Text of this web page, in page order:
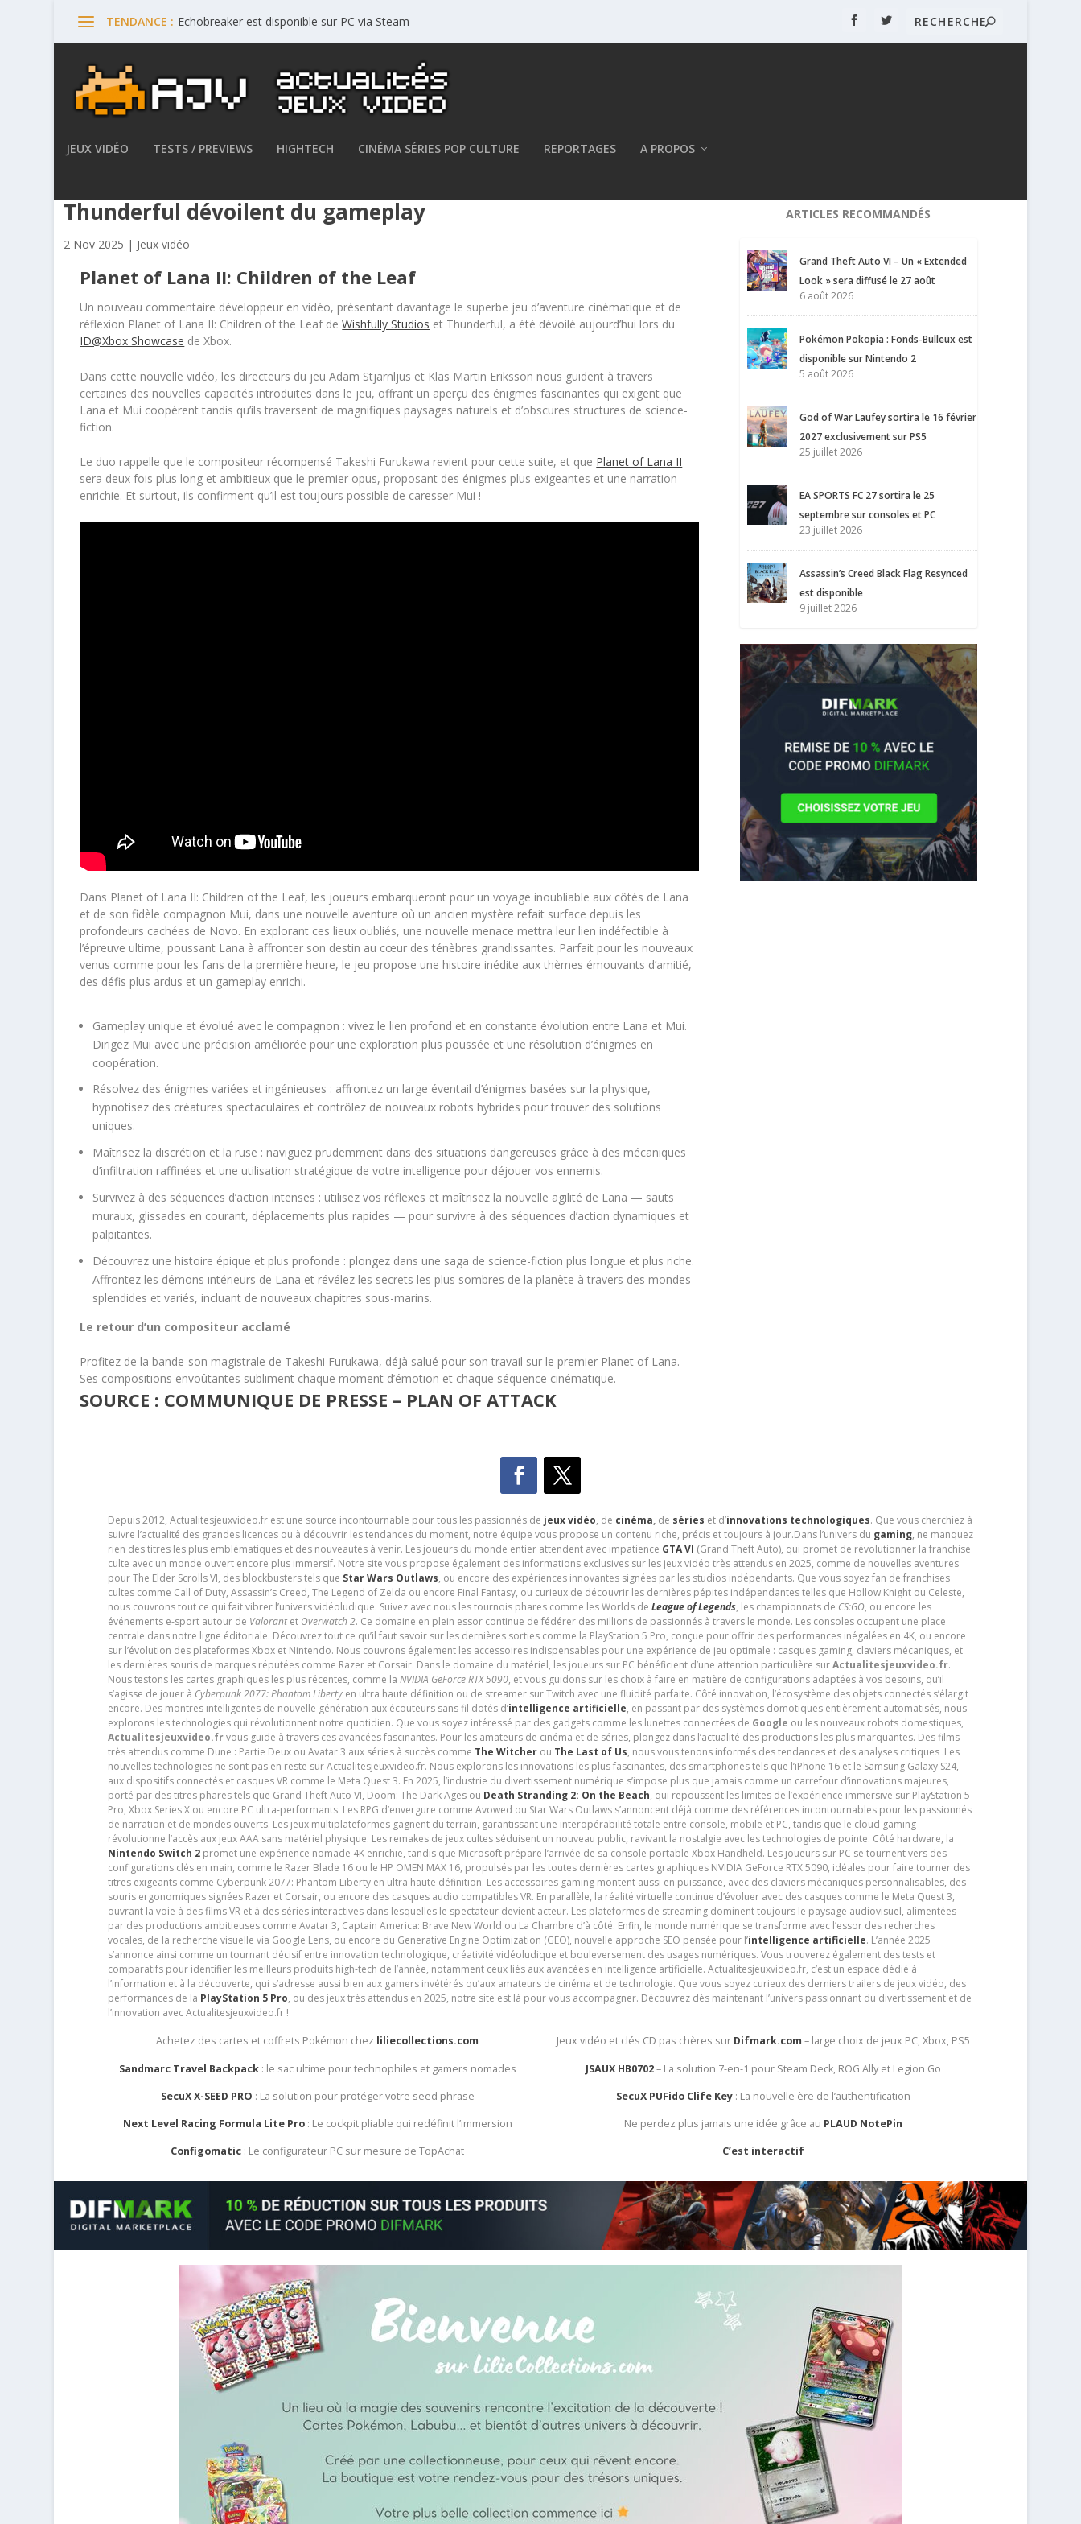
TENDANCE : Echobreaker est disponible sur PC via Steam
JEUX VIDÉO TESTS / PREVIEWS HIGHTECH CINÉMA SÉRIES POP CULTURE REPORTAGES A PROPOS
Thunderful dévoilent du gameplay
2 Nov 2025 | Jeux vidéo
Planet of Lana II: Children of the Leaf
Un nouveau commentaire développeur en vidéo, présentant davantage le superbe jeu d’aventure cinématique et de
réflexion Planet of Lana II: Children of the Leaf deWishfully Studios et Thunderful, a été dévoilé aujourd’hui lors du
ID@Xbox Showcase de Xbox.
Dans cette nouvelle vidéo, les directeurs du jeu Adam Stjärnljus et Klas Martin Eriksson nous guident à travers
certaines des nouvelles capacités introduites dans le jeu, offrant un aperçu des énigmes fascinantes qui exigent que
Lana et Mui coopèrent tandis qu’ils traversent de magnifiques paysages naturels et d’obscures structures de science-
fiction.
Le duo rappelle que le compositeur récompensé Takeshi Furukawa revient pour cette suite, et que Planet of Lana II
sera deux fois plus long et ambitieux que le premier opus, proposant des énigmes plus exigeantes et une narration
enrichie. Et surtout, ils confirment qu’il est toujours possible de caresser Mui !
Dans Planet of Lana II: Children of the Leaf, les joueurs embarqueront pour un voyage inoubliable aux côtés de Lana
et de son fidèle compagnon Mui, dans une nouvelle aventure où un ancien mystère refait surface depuis les
profondeurs cachées de Novo. En explorant ces lieux oubliés, une nouvelle menace mettra leur lien indéfectible à
l’épreuve ultime, poussant Lana à affronter son destin au cœur des ténèbres grandissantes. Parfait pour les nouveaux
venus comme pour les fans de la première heure, le jeu propose une histoire inédite aux thèmes émouvants d’amitié,
des défis plus ardus et un gameplay enrichi.
Gameplay unique et évolué avec le compagnon : vivez le lien profond et en constante évolution entre Lana et Mui.
Dirigez Mui avec une précision améliorée pour une exploration plus poussée et une résolution d’énigmes en
coopération.
Résolvez des énigmes variées et ingénieuses : affrontez un large éventail d’énigmes basées sur la physique,
hypnotisez des créatures spectaculaires et contrôlez de nouveaux robots hybrides pour trouver des solutions
uniques.
Maîtrisez la discrétion et la ruse : naviguez prudemment dans des situations dangereuses grâce à des mécaniques
d’infiltration raffinées et une utilisation stratégique de votre intelligence pour déjouer vos ennemis.
Survivez à des séquences d’action intenses : utilisez vos réflexes et maîtrisez la nouvelle agilité de Lana — sauts
muraux, glissades en courant, déplacements plus rapides — pour survivre à des séquences d’action dynamiques et
palpitantes.
Découvrez une histoire épique et plus profonde : plongez dans une saga de science-fiction plus longue et plus riche.
Affrontez les démons intérieurs de Lana et révélez les secrets les plus sombres de la planète à travers des mondes
splendides et variés, incluant de nouveaux chapitres sous-marins.
Le retour d’un compositeur acclamé
Profitez de la bande-son magistrale de Takeshi Furukawa, déjà salué pour son travail sur le premier Planet of Lana.
Ses compositions envoûtantes subliment chaque moment d’émotion et chaque séquence cinématique.
SOURCE : COMMUNIQUE DE PRESSE – PLAN OF ATTACK
ARTICLES RECOMMANDÉS
Grand Theft Auto VI – Un « Extended
Look » sera diffusé le 27 août
6 août 2026
Pokémon Pokopia : Fonds-Bulleux est
disponible sur Nintendo 2
5 août 2026
God of War Laufey sortira le 16 février
2027 exclusivement sur PS5
25 juillet 2026
EA SPORTS FC 27 sortira le 25
septembre sur consoles et PC
23 juillet 2026
Assassin’s Creed Black Flag Resynced
est disponible
9 juillet 2026
Depuis 2012, Actualitesjeuxvideo.fr est une source incontournable pour tous les passionnés de jeux vidéo, de cinéma,de séries et d’innovations technologiques. Que vous cherchiez à
suivre l’actualité des grandes licences ou à découvrir les tendances du moment, notre équipe vous propose un contenu riche, précis et toujours à jour.Dans l’univers du gaming, ne manquez
rien des titres les plus emblématiques et des nouveautés à venir. Les joueurs du monde entier attendent avec impatience GTA VI (Grand Theft Auto), qui promet de révolutionner la franchise
culte avec un monde ouvert encore plus immersif. Notre site vous propose également des informations exclusives sur les jeux vidéo très attendus en 2025, comme de nouvelles aventures
pour The Elder Scrolls VI, des blockbusters tels que Star Wars Outlaws, ou encore des expériences innovantes signées par les studios indépendants. Que vous soyez fan de franchises
cultes comme Call of Duty, Assassin’s Creed, The Legend of Zelda ou encore Final Fantasy, ou curieux de découvrir les dernières pépites indépendantes telles que Hollow Knight ou Celeste,
nous couvrons tout ce qui fait vibrer l’univers vidéoludique. Suivez avec nous les tournois phares comme les Worlds de League of Legends, les championnats de CS:GO, ou encore les
événements e-sport autour de Valorantet Overwatch 2. Ce domaine en plein essor continue de fédérer des millions de passionnés à travers le monde. Les consoles occupent une place
centrale dans notre ligne éditoriale. Découvrez tout ce qu’il faut savoir sur les dernières sorties comme la PlayStation 5 Pro, conçue pour offrir des performances inégalées en 4K, ou encore
sur l’évolution des plateformes Xbox et Nintendo. Nous couvrons également les accessoires indispensables pour une expérience de jeu optimale : casques gaming, claviers mécaniques, et
les dernières souris de marques réputées comme Razer et Corsair. Dans le domaine du matériel, les joueurs sur PC bénéficient d’une attention particulière surActualitesjeuxvideo.fr.
Nous testons les cartes graphiques les plus récentes, comme la NVIDIA GeForce RTX 5090, et vous guidons sur les choix à faire en matière de configurations adaptées à vos besoins, qu’il
s’agisse de jouer à Cyberpunk 2077: Phantom Libertyen ultra haute définition ou de streamer sur Twitch avec une fluidité parfaite. Côté innovation, l’écosystème des objets connectés s’élargit
encore. Des montres intelligentes de nouvelle génération aux écouteurs sans fil dotés d’intelligence artificielle, en passant par des systèmes domotiques entièrement automatisés, nous
explorons les technologies qui révolutionnent notre quotidien. Que vous soyez intéressé par des gadgets comme les lunettes connectées de Google ou les nouveaux robots domestiques,
Actualitesjeuxvideo.frvous guide à travers ces avancées fascinantes. Pour les amateurs de cinéma et de séries, plongez dans l’actualité des productions les plus marquantes. Des films
très attendus comme Dune : Partie Deux ou Avatar 3 aux séries à succès comme The Witcherou The Last of Us, nous vous tenons informés des tendances et des analyses critiques .Les
nouvelles technologies ne sont pas en reste sur Actualitesjeuxvideo.fr. Nous explorons les innovations les plus fascinantes, des smartphones tels que l’iPhone 16 et le Samsung Galaxy S24,
aux dispositifs connectés et casques VR comme le Meta Quest 3. En 2025, l’industrie du divertissement numérique s’impose plus que jamais comme un carrefour d’innovations majeures,
porté par des titres phares tels que Grand Theft Auto VI, Doom: The Dark Ages ou Death Stranding 2: On the Beach, qui repoussent les limites de l’expérience immersive sur PlayStation 5
Pro, Xbox Series X ou encore PC ultra-performants. Les RPG d’envergure comme Avowed ou Star Wars Outlaws s’annoncent déjà comme des références incontournables pour les passionnés
de narration et de mondes ouverts. Les jeux multiplateformes gagnent du terrain, garantissant une interopérabilité totale entre console, mobile et PC, tandis que le cloud gaming
révolutionne l’accès aux jeux AAA sans matériel physique. Les remakes de jeux cultes séduisent un nouveau public, ravivant la nostalgie avec les technologies de pointe. Côté hardware, la
Nintendo Switch 2promet une expérience nomade 4K enrichie, tandis que Microsoft prépare l’arrivée de sa console portable Xbox Handheld. Les joueurs sur PC se tournent vers des
configurations clés en main, comme le Razer Blade 16 ou le HP OMEN MAX 16, propulsés par les toutes dernières cartes graphiques NVIDIA GeForce RTX 5090, idéales pour faire tourner des
titres exigeants comme Cyberpunk 2077: Phantom Liberty en ultra haute définition. Les accessoires gaming montent aussi en puissance, avec des claviers mécaniques personnalisables, des
souris ergonomiques signées Razer et Corsair, ou encore des casques audio compatibles VR. En parallèle, la réalité virtuelle continue d’évoluer avec des casques comme le Meta Quest 3,
ouvrant la voie à des films VR et à des séries interactives dans lesquelles le spectateur devient acteur. Les plateformes de streaming dominent toujours le paysage audiovisuel, alimentées
par des productions ambitieuses comme Avatar 3, Captain America: Brave New World ou La Chambre d’à côté. Enfin, le monde numérique se transforme avec l’essor des recherches
vocales, de la recherche visuelle via Google Lens, ou encore du Generative Engine Optimization (GEO), nouvelle approche SEO pensée pour l’intelligence artificielle. L’année 2025
s’annonce ainsi comme un tournant décisif entre innovation technologique, créativité vidéoludique et bouleversement des usages numériques. Vous trouverez également des tests et
comparatifs pour identifier les meilleurs produits high-tech de l’année, notamment ceux liés aux avancées en intelligence artificielle. Actualitesjeuxvideo.fr, c’est un espace dédié à
l’information et à la découverte, qui s’adresse aussi bien aux gamers invétérés qu’aux amateurs de cinéma et de technologie. Que vous soyez curieux des derniers trailers de jeux vidéo, des
performances de la PlayStation 5 Pro, ou des jeux très attendus en 2025, notre site est là pour vous accompagner. Découvrez dès maintenant l’univers passionnant du divertissement et de
l’innovation avec Actualitesjeuxvideo.fr !
Achetez des cartes et coffrets Pokémon chez liliecollections.com
Sandmarc Travel Backpack: le sac ultime pour technophiles et gamers nomades
SecuX X-SEED PRO : La solution pour protéger votre seed phrase
Next Level Racing Formula Lite Pro: Le cockpit pliable qui redéfinit l’immersion
Configomatic : Le configurateur PC sur mesure de TopAchat
Jeux vidéo et clés CD pas chères sur Difmark.com – large choix de jeux PC, Xbox, PS5
JSAUX HB0702– La solution 7-en-1 pour Steam Deck, ROG Ally et Legion Go
SecuX PUFido Clife Key : La nouvelle ère de l’authentification
Ne perdez plus jamais une idée grâce au PLAUD NotePin
C’est interactif